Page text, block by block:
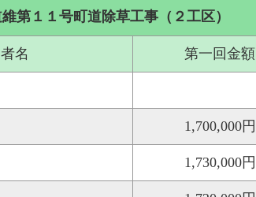
第１１号町道除草工事（２工区）
名 第一回金額
1,700,000円
1,730,000円